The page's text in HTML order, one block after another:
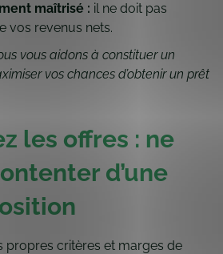
maîtrisé : il ne doit pas
vos revenus nets.
vous aidons à constituer un
vos chances d’obtenir un prêt
les offres : ne
d’une
propres critères et marges de